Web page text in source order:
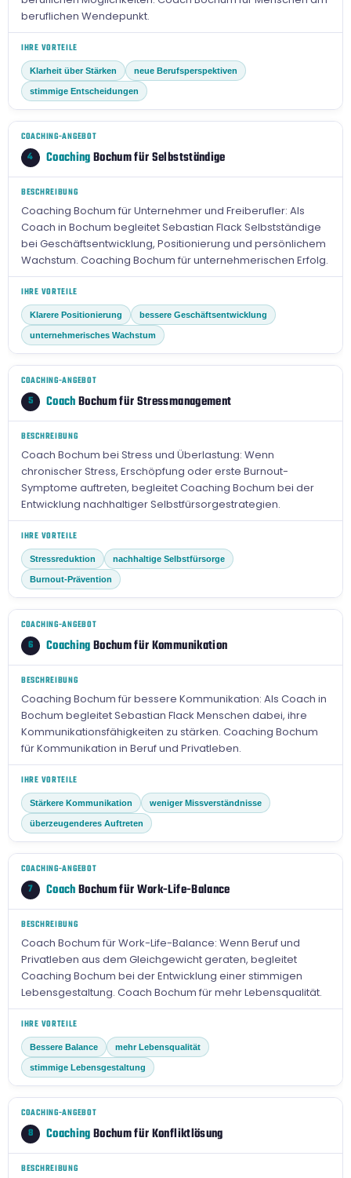
beruflichen Wendepunkt.
IHRE VORTEILE
Klarheit über Stärken neue Berufsperspektiven
stimmige Entscheidungen
COACHING-ANGEBOT
4 CoachingBochum für Selbstständige
BESCHREIBUNG
Coaching Bochum für Unternehmer und Freiberufler: Als
Coach in Bochum begleitet Sebastian Flack Selbstständige
bei Geschäftsentwicklung, Positionierung und persönlichem
Wachstum. Coaching Bochum für unternehmerischen Erfolg.
IHRE VORTEILE
Klarere Positionierung bessere Geschäftsentwicklung
unternehmerisches Wachstum
COACHING-ANGEBOT
5 CoachBochum für Stressmanagement
BESCHREIBUNG
Coach Bochum bei Stress und Überlastung: Wenn
chronischer Stress, Erschöpfung oder erste Burnout-
Symptome auftreten, begleitet Coaching Bochum bei der
Entwicklung nachhaltiger Selbstfürsorgestrategien.
IHRE VORTEILE
Stressreduktion nachhaltige Selbstfürsorge
Burnout-Prävention
COACHING-ANGEBOT
6 CoachingBochum für Kommunikation
BESCHREIBUNG
Coaching Bochum für bessere Kommunikation: Als Coach in
Bochum begleitet Sebastian Flack Menschen dabei, ihre
Kommunikationsfähigkeiten zu stärken. Coaching Bochum
für Kommunikation in Beruf und Privatleben.
IHRE VORTEILE
Stärkere Kommunikation weniger Missverständnisse
überzeugenderes Auftreten
COACHING-ANGEBOT
7 CoachBochum für Work-Life-Balance
BESCHREIBUNG
Coach Bochum für Work-Life-Balance: Wenn Beruf und
Privatleben aus dem Gleichgewicht geraten, begleitet
Coaching Bochum bei der Entwicklung einer stimmigen
Lebensgestaltung. Coach Bochum für mehr Lebensqualität.
IHRE VORTEILE
Bessere Balance mehr Lebensqualität
stimmige Lebensgestaltung
COACHING-ANGEBOT
8 CoachingBochum für Konfliktlösung
BESCHREIBUNG